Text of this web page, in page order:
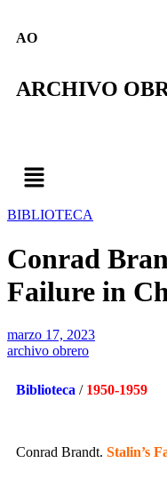
AO
ARCHIVO
BIBLIOTECA
Conrad
Failure in
marzo 17, 2023
archivo obrero
Biblioteca / 1950-1959
Conrad Brandt. Stalin’s